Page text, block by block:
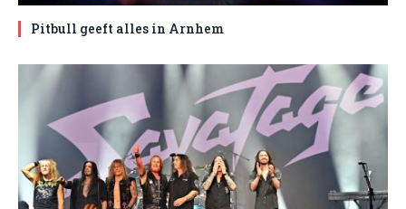
Pitbull geeft alles in Arnhem